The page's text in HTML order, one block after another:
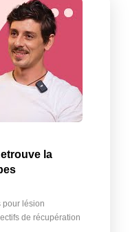
la
pour lésion
de récupération